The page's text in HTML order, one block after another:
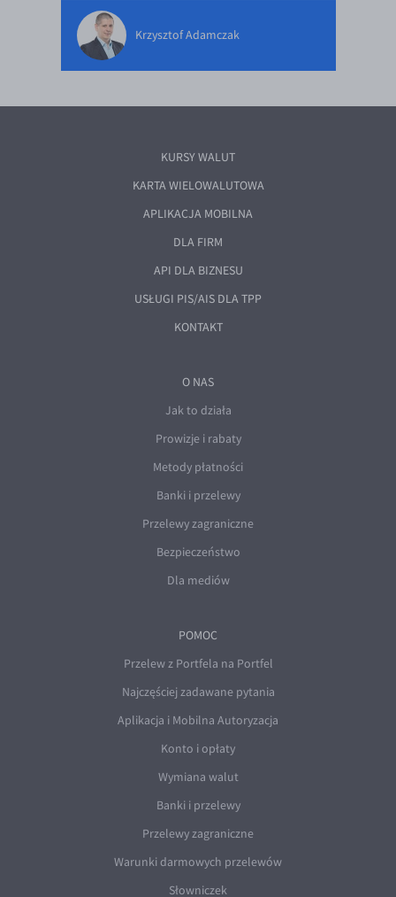
Krzysztof Adamczak
KURSY WALUT
KARTA WIELOWALUTOWA
APLIKACJA MOBILNA
DLA FIRM
API DLA BIZNESU
USŁUGI PIS/AIS DLA TPP
KONTAKT
O NAS
Jak to działa
Prowizje i rabaty
Metody płatności
Banki i przelewy
Przelewy zagraniczne
Bezpieczeństwo
Dla mediów
POMOC
Przelew z Portfela na Portfel
Najczęściej zadawane pytania
Aplikacja i Mobilna Autoryzacja
Konto i opłaty
Wymiana walut
Banki i przelewy
Przelewy zagraniczne
Warunki darmowych przelewów
Słowniczek